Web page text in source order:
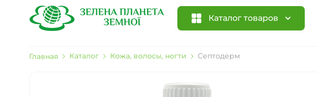
Каталог товаров
Главная Каталог Кожа, волосы, ногти Септодерм